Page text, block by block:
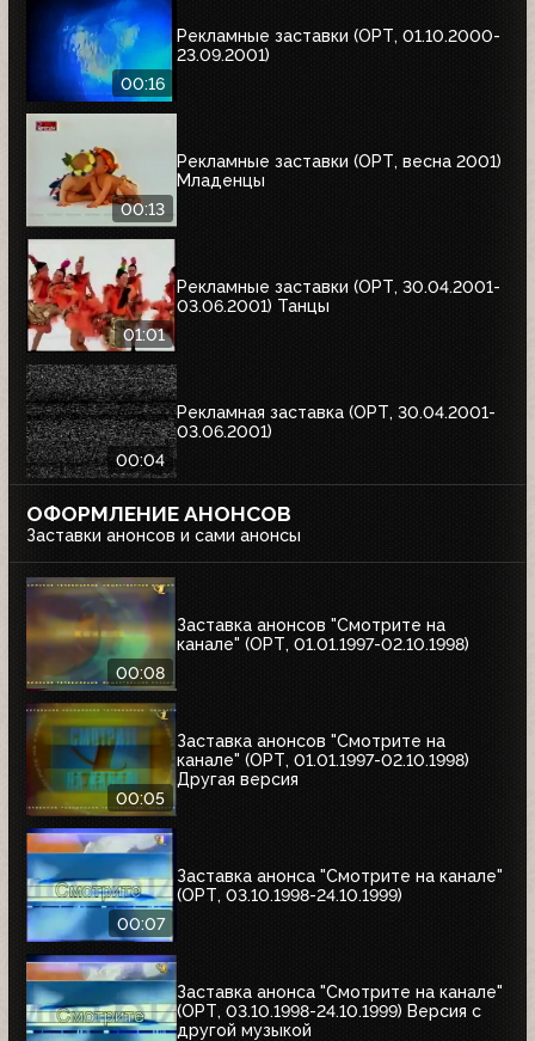
00:16
Рекламные заставки (ОРТ, 01.10.2000-
23.09.2001)
00:13
Рекламные заставки (ОРТ, весна 2001)
Младенцы
01:01
Рекламные заставки (ОРТ, 30.04.2001-
03.06.2001) Танцы
00:04
Рекламная заставка (ОРТ, 30.04.2001-
03.06.2001)
ОФОРМЛЕНИЕ АНОНСОВ
Заставки анонсов и сами анонсы
00:08
Заставка анонсов "Смотрите на
канале" (ОРТ, 01.01.1997-02.10.1998)
00:05
Заставка анонсов "Смотрите на
канале" (ОРТ, 01.01.1997-02.10.1998)
Другая версия
00:07
Заставка анонса "Смотрите на канале"
(ОРТ, 03.10.1998-24.10.1999)
Заставка анонса "Смотрите на канале"
(ОРТ, 03.10.1998-24.10.1999) Версия с
другой музыкой